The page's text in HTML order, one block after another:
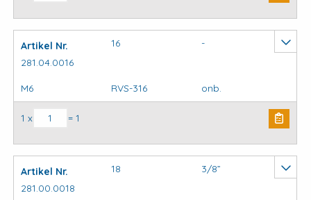
Artikel Nr.
281.04.0016
16 -
M6 RVS-316 onb.
Krambeugels standaard aantal
1 x = 1
Artikel Nr.
281.00.0018
18 3/8”